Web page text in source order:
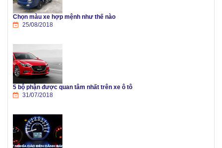
Chọn màu xe hợp mệnh như thế nào
25/08/2018
5 bộ phận được quan tâm nhất trên xe ô tô
31/07/2018